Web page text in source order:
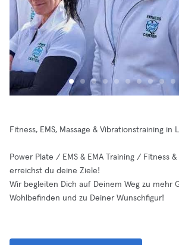
Fitness, EMS, Massage & Vibrationstraining in
Power Plate / EMS & EMA Training / Fitness
erreichst du deine Ziele!
Wir begleiten Dich auf Deinem Weg zu mehr
Wohlbefinden und zu Deiner Wunschfigur!